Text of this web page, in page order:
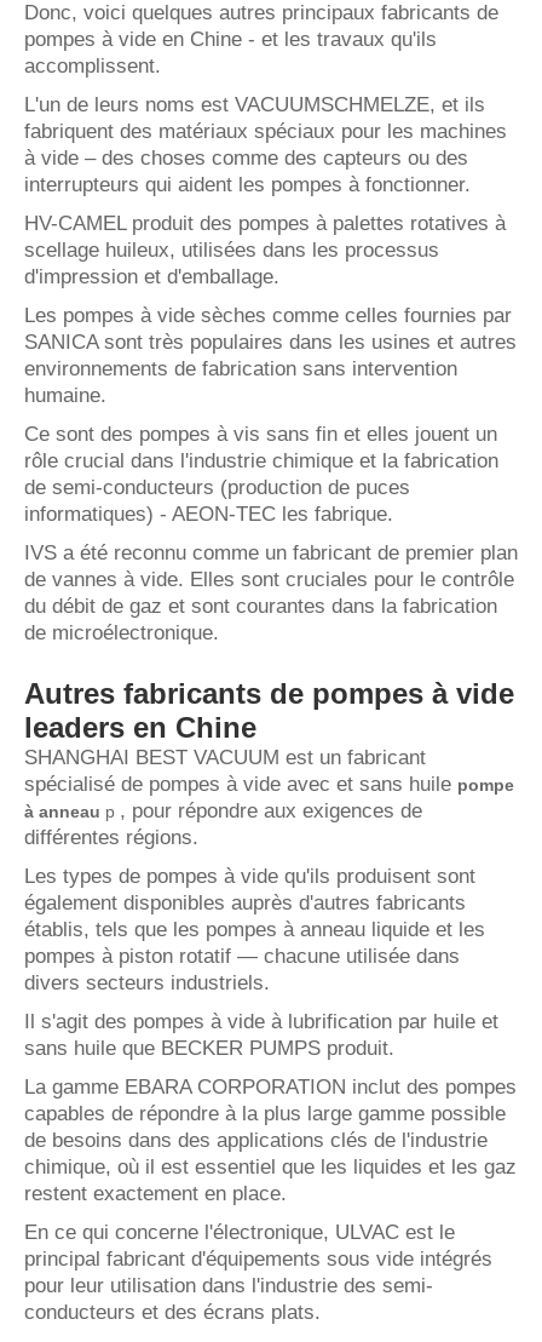
Donc, voici quelques autres principaux fabricants de
pompes à vide en Chine - et les travaux qu'ils
accomplissent.
L'un de leurs noms est VACUUMSCHMELZE, et ils
fabriquent des matériaux spéciaux pour les machines
à vide – des choses comme des capteurs ou des
interrupteurs qui aident les pompes à fonctionner.
HV-CAMEL produit des pompes à palettes rotatives à
scellage huileux, utilisées dans les processus
d'impression et d'emballage.
Les pompes à vide sèches comme celles fournies par
SANICA sont très populaires dans les usines et autres
environnements de fabrication sans intervention
humaine.
Ce sont des pompes à vis sans fin et elles jouent un
rôle crucial dans l'industrie chimique et la fabrication
de semi-conducteurs (production de puces
informatiques) - AEON-TEC les fabrique.
IVS a été reconnu comme un fabricant de premier plan
de vannes à vide. Elles sont cruciales pour le contrôle
du débit de gaz et sont courantes dans la fabrication
de microélectronique.
Autres fabricants de pompes à vide
leaders en Chine
SHANGHAI BEST VACUUM est un fabricant
spécialisé de pompes à vide avec et sans huile pompe
à anneau p , pour répondre aux exigences de
différentes régions.
Les types de pompes à vide qu'ils produisent sont
également disponibles auprès d'autres fabricants
établis, tels que les pompes à anneau liquide et les
pompes à piston rotatif — chacune utilisée dans
divers secteurs industriels.
Il s'agit des pompes à vide à lubrification par huile et
sans huile que BECKER PUMPS produit.
La gamme EBARA CORPORATION inclut des pompes
capables de répondre à la plus large gamme possible
de besoins dans des applications clés de l'industrie
chimique, où il est essentiel que les liquides et les gaz
restent exactement en place.
En ce qui concerne l'électronique, ULVAC est le
principal fabricant d'équipements sous vide intégrés
pour leur utilisation dans l'industrie des semi-
conducteurs et des écrans plats.